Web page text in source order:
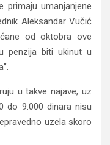
primaju umanjanjene
Aleksandar Vučić
od oktobra ove
penzija biti ukinut u
u takve najave, uz
do 9.000 dinara nisu
uzela skoro